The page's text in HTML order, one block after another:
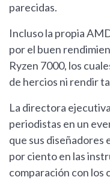
parecidas.
Incluso la propia
por el buen
Ryzen 7000, los
de hercios ni rendir
La directora
periodistas en un
que sus diseñadores
por ciento en las
comparación con los